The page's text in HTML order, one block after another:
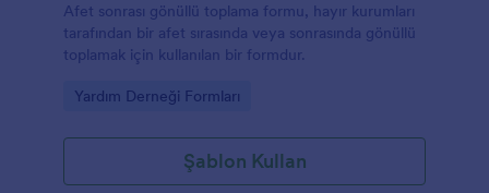
Afet sonrası gönüllü toplama formu, hayır kurumları
tarafından bir afet sırasında veya sonrasında gönüllü
toplamak için kullanılan bir formdur.
Go to Category:
Yardım Derneği Formları
Şablon Kullan